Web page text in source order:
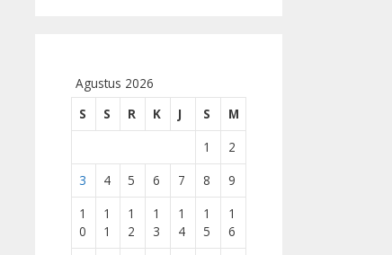
Agustus 2026
S
S R K J S
M
1
2
3
4 5 6 7 8
9
1
0
1
1
1
2
1
3
1
4
1
5
1
6